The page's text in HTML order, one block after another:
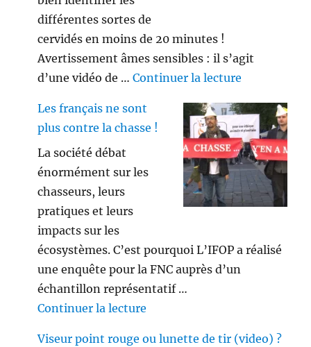
différentes sortes de
cervidés en moins de 20 minutes !
Avertissement âmes sensibles : il s’agit
d’une vidéo de …Continuer la lecture
Les français ne sont
plus contre la chasse !
La société débat
énormément sur les
chasseurs, leurs
pratiques et leurs
impacts sur les
écosystèmes. C’est pourquoi L’IFOP a réalisé
une enquête pour la FNC auprès d’un
échantillon représentatif …
Continuer la lecture
Viseur point rouge ou lunette de tir (video) ?